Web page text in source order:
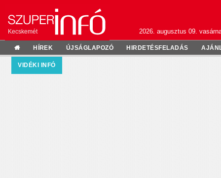
Kecskemét 2026. augusztus 09.
HÍREK ÚJSÁGLAPOZÓ HIRDETÉSFELADÁS
VIDÉKI INFÓ